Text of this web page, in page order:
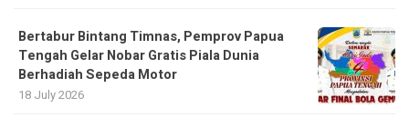
Bertabur Bintang Timnas, Pemprov Papua
Tengah Gelar Nobar Gratis Piala Dunia
Berhadiah Sepeda Motor
18 July 2026